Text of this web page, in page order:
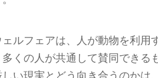
ルフェアは、人が動物を利用
くの人が共通して賛同できる
い現実とどう向き合うのかは